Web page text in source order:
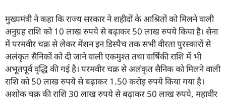
मुख्यमंत्री ने कहा कि राज्य सरकार ने शहीदों के आश्रितों को मिलने वाली
अनुग्रह राशि को 10 लाख रुपये से बढ़ाकर 50 लाख रुपये किया है। सेना
में परमवीर चक्र से लेकर मेंशन इन डिस्पैच तक सभी वीरता पुरस्कारों से
अलंकृत सैनिकों को दी जाने वाली एकमुश्त तथा वार्षिकी राशि में भी
अभूतपूर्व वृद्धि की गई है। परमवीर चक्र से अलंकृत सैनिक को मिलने वाली
राशि को 50 लाख रुपये से बढ़ाकर 1.50 करोड़ रुपये किया गया है।
अशोक चक्र की राशि 30 लाख रुपये से बढ़ाकर 50 लाख रुपये, महावीर